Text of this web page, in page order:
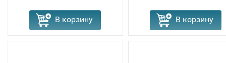
В корзину В корзину